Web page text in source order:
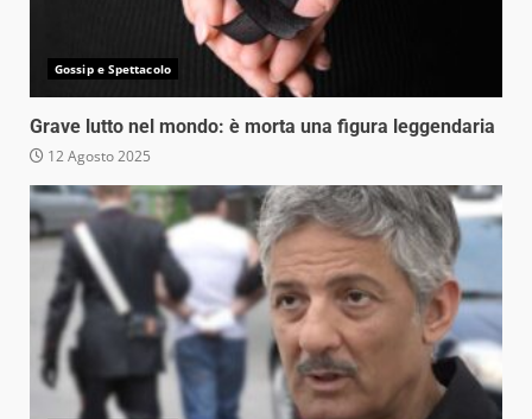
Gossip e Spettacolo
Grave lutto nel mondo: è morta una figura leggendaria
12 Agosto 2025